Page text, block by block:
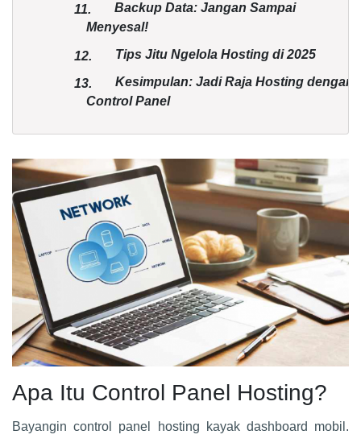
11.
Backup Data: Jangan Sampai
Menyesal!
12. Tips Jitu Ngelola Hosting di 2025
13.
Kesimpulan: Jadi Raja Hosting dengan
Control Panel
Apa Itu Control Panel Hosting?
Bayangin control panel hosting kayak dashboard mobil.